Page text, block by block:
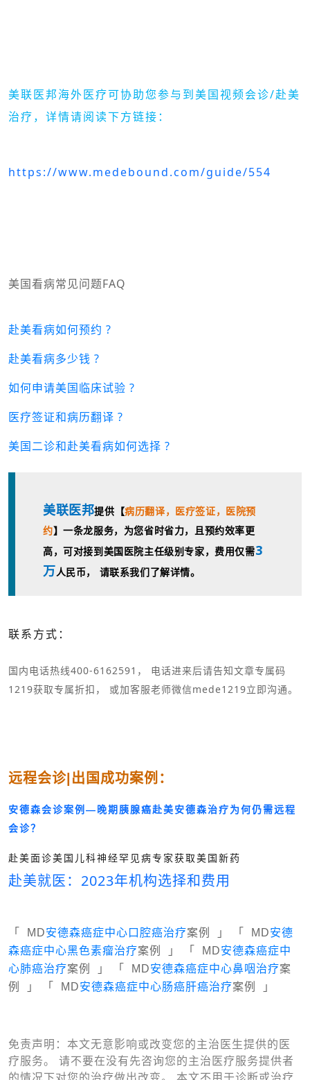
美联医邦海外医疗可协助您参与到美国视频会诊/赴美
治疗，详情请阅读下方链接：
https://www.medebound.com/guide/554
美国看病常见问题FAQ
赴美看病如何预约 ?
赴美看病多少钱 ?
如何申请美国临床试验 ?
医疗签证和病历翻译 ?
美国二诊和赴美看病如何选择 ?
美联医邦提供【病历翻译， 医疗签证， 医院预
约】一条龙服务，为您省时省力，且预约效率更
高，可对接到美国医院主任级别专家，费用仅需3
万人民币， 请联系我们了解详情。
联系方式：
国内电话热线400-6162591， 电话进来后请告知文章专属码
1219获取专属折扣， 或加客服老师微信mede1219立即沟通。
远程会诊|出国成功案例：
安德森会诊案例—晚期胰腺癌赴美安德森治疗为何仍需远程
会诊？
赴美面诊美国儿科神经罕见病专家获取美国新药
赴美就医：2023年机构选择和费用
「 MD安德森癌症中心口腔癌治疗案例 」 「 MD安德
森癌症中心黑色素瘤治疗案例 」 「 MD安德森癌症中
心肺癌治疗案例 」 「 MD安德森癌症中心鼻咽治疗案
例 」 「 MD安德森癌症中心肠癌肝癌治疗案例 」
免责声明：本文无意影响或改变您的主治医生提供的医
疗服务。 请不要在没有先咨询您的主治医疗服务提供者